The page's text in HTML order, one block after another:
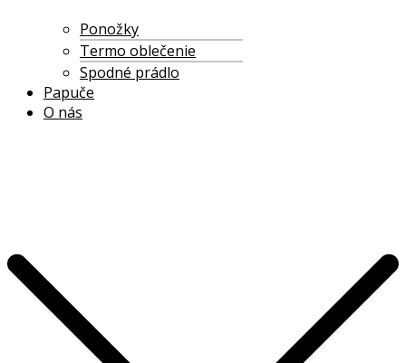
Ponožky
Termo oblečenie
Spodné prádlo
Papuče
O nás